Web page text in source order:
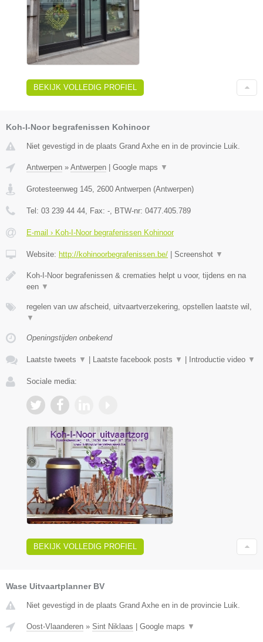
BEKIJK VOLLEDIG PROFIEL
Koh-I-Noor begrafenissen Kohinoor
Niet gevestigd in de plaats Grand Axhe en in de provincie Luik.
Antwerpen » Antwerpen Google maps ▼
Grotesteenweg 145, 2600 Antwerpen (Antwerpen)
Tel: 03 239 44 44, Fax: -, BTW-nr: 0477.405.789
E-mail › Koh-I-Noor begrafenissen Kohinoor
Website: http://kohinoorbegrafenissen.be/ Screenshot ▼
Koh-I-Noor begrafenissen & crematies helpt u voor, tijdens en na
een ▼
regelen van uw afscheid, uitvaartverzekering, opstellen laatste wil,
▼
Openingstijden onbekend
Laatste tweets ▼ Laatste facebook posts ▼ Introductie video ▼
Sociale media:
BEKIJK VOLLEDIG PROFIEL
Wase Uitvaartplanner BV
Niet gevestigd in de plaats Grand Axhe en in de provincie Luik.
Oost-Vlaanderen » Sint Niklaas Google maps ▼